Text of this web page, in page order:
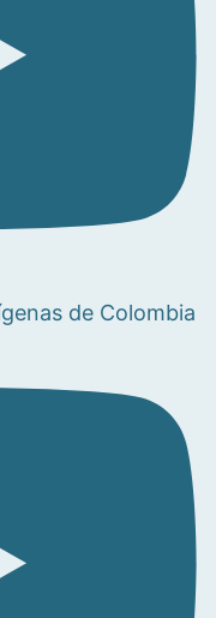
de Colombia